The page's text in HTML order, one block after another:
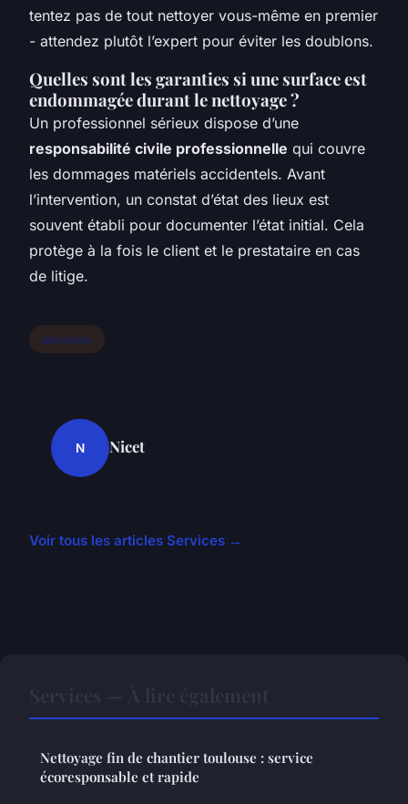
tentez pas de tout nettoyer vous-même en premier
- attendez plutôt l’expert pour éviter les doublons.
Quelles sont les garanties si une surface est
endommagée durant le nettoyage ?
Un professionnel sérieux dispose d’une
responsabilité civile professionnelle qui couvre
les dommages matériels accidentels. Avant
l’intervention, un constat d’état des lieux est
souvent établi pour documenter l’état initial. Cela
protège à la fois le client et le prestataire en cas
de litige.
services
N Nicet
Voir tous les articles Services →
Nettoyage fin de chantier toulouse : service
écoresponsable et rapide